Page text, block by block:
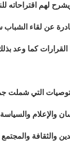
لهم اقتراحاته
عن لقاء
كما وعد
التي شملت
والإعلام والسياسة
والثقافة والمجتمع